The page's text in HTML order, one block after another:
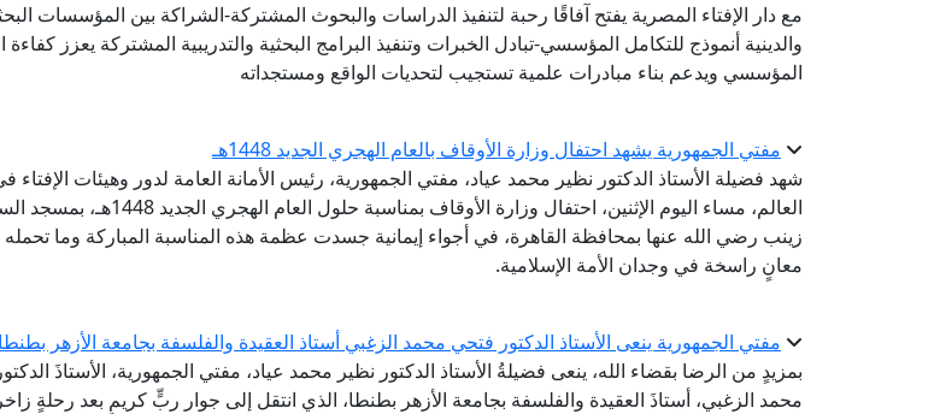
مع دار الإفتاء المصرية يفتح آفاقًا رحبة لتنفيذ الدراسات والبحوث المشتركة-الشراكة بين المؤسسات
والدينية أنموذج للتكامل المؤسسي-تبادل الخبرات وتنفيذ البرامج البحثية والتدريبية المشتركة يعزز كفاءة
المؤسسي ويدعم بناء مبادرات علمية تستجيب لتحديات الواقع ومستجداته
مفتي الجمهورية يشهد احتفال وزارة الأوقاف بالعام الهجري الجديد 1448هـ
شهد فضيلة الأستاذ الدكتور نظير محمد عياد، مفتي الجمهورية، رئيس الأمانة العامة لدور وهيئات الإفتاء
العالم، مساء اليوم الإثنين، احتفال وزارة الأوقاف بمناسبة حلول العام الهجري
زينب رضي الله عنها بمحافظة القاهرة، في أجواء إيمانية جسدت عظمة هذه المناسبة المباركة وما
معانٍ راسخة في وجدان الأمة الإسلامية.
مفتي الجمهورية ينعى الأستاذ الدكتور فتحي محمد الزغبي أستاذ العقيدة والفلسفة بجامعة الأزهر بطنطا
بمزيدٍ من الرضا بقضاء الله، ينعى فضيلةُ الأستاذ الدكتور نظير محمد عياد، مفتي الجمهورية، الأستاذَ
محمد الزغبي، أستاذَ العقيدة والفلسفة بجامعة الأزهر بطنطا، الذي انتقل إلى جوار ربٍّ كريمٍ بعد رحلةٍ